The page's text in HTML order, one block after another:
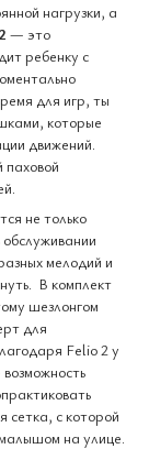
нагрузки, а
— это
ребенку с
для игр, ты
которые
движений.
не только
мелодий и
В комплект
шезлонгом
для
Felio 2 у
сетка, с которой
на улице.